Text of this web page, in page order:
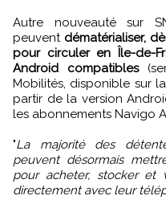
Autre nouveauté sur
peuvent dématérialiser,
pour circuler en Île-de-
Android compatibles
Mobilités, disponible sur
partir de la version
les abonnements Navigo
"La majorité des
peuvent désormais
pour acheter, stocker et
directement avec leur